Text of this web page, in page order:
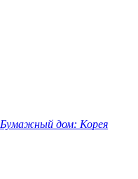
Бумажный дом: Корея